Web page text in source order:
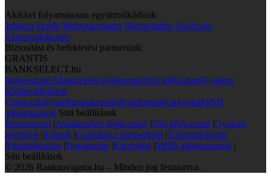
Akikkel folyamatosan együttműködünk:
Jobsora jooble Meteonavigator Hírnavigátor Akölcsön
Expresszkölcsön
Biztosítási és befektetési partnerünk:
GRANTIS
BANKSELECT.hu
ImpresszumAdatkezelési tájékoztatóSüti tájékoztatóGyakori
kérdésekRólunk
ÜzletszabályzatPanaszkezelésFogalomtárKapcsolatMNB
alkalmazások Süti beállítások
Impresszum |Adatkezelési tájékoztató |Süti tájékoztató |Gyakori
kérdések |Rólunk |Csatlakozz partnerként |Üzletszabályzat
|Panaszkezelés |Fogalomtár |Kapcsolat |MNB alkalmazások |
Süti beállítások
© 2026 Banknavigator.hu – Minden jog fenntartva.